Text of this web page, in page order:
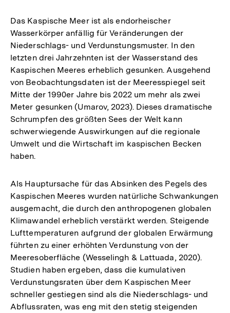
Das Kaspische Meer ist als endorheischer
Wasserkörper anfällig für Veränderungen der
Niederschlags- und Verdunstungsmuster. In den
letzten drei Jahrzehnten ist der Wasserstand des
Kaspischen Meeres erheblich gesunken. Ausgehend
von Beobachtungsdaten ist der Meeresspiegel seit
Mitte der 1990er Jahre bis 2022 um mehr als zwei
Meter gesunken (Umarov, 2023). Dieses dramatische
Schrumpfen des größten Sees der Welt kann
schwerwiegende Auswirkungen auf die regionale
Umwelt und die Wirtschaft im kaspischen Becken
haben.
Als Hauptursache für das Absinken des Pegels des
Kaspischen Meeres wurden natürliche Schwankungen
ausgemacht, die durch den anthropogenen globalen
Klimawandel erheblich verstärkt werden. Steigende
Lufttemperaturen aufgrund der globalen Erwärmung
führten zu einer erhöhten Verdunstung von der
Meeresoberfläche (Wesselingh & Lattuada, 2020).
Studien haben ergeben, dass die kumulativen
Verdunstungsraten über dem Kaspischen Meer
schneller gestiegen sind als die Niederschlags- und
Abflussraten, was eng mit den stetig steigenden